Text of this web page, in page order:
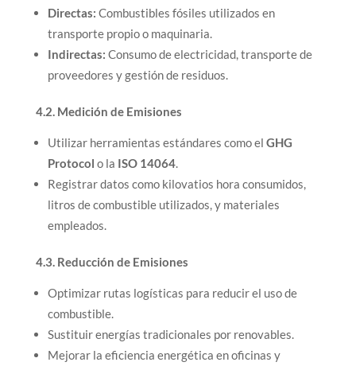
Directas: Combustibles fósiles utilizados en
transporte propio o maquinaria.
Indirectas: Consumo de electricidad, transporte de
proveedores y gestión de residuos.
4.2. Medición de Emisiones
Utilizar herramientas estándares como el GHG
Protocol o la ISO 14064.
Registrar datos como kilovatios hora consumidos,
litros de combustible utilizados, y materiales
empleados.
4.3. Reducción de Emisiones
Optimizar rutas logísticas para reducir el uso de
combustible.
Sustituir energías tradicionales por renovables.
Mejorar la eficiencia energética en oficinas y